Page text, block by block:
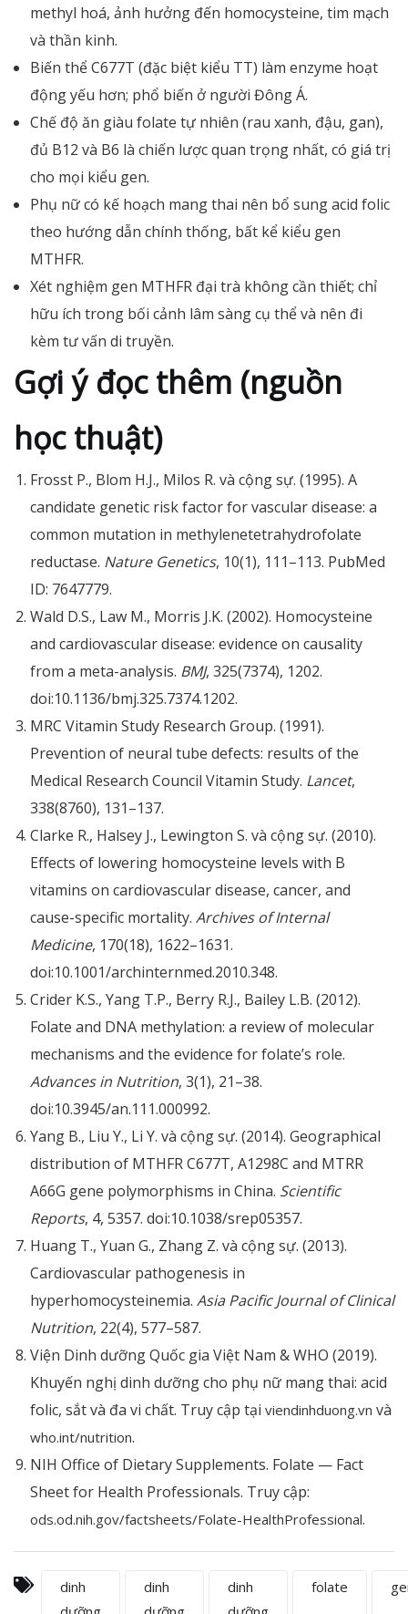
methyl hoá, ảnh hưởng đến homocysteine, tim mạch
và thần kinh.
Biến thể C677T (đặc biệt kiểu TT) làm enzyme hoạt
động yếu hơn; phổ biến ở người Đông Á.
Chế độ ăn giàu folate tự nhiên (rau xanh, đậu, gan),
đủ B12 và B6 là chiến lược quan trọng nhất, có giá trị
cho mọi kiểu gen.
Phụ nữ có kế hoạch mang thai nên bổ sung acid folic
theo hướng dẫn chính thống, bất kể kiểu gen
MTHFR.
Xét nghiệm gen MTHFR đại trà không cần thiết; chỉ
hữu ích trong bối cảnh lâm sàng cụ thể và nên đi
kèm tư vấn di truyền.
Gợi ý đọc thêm (nguồn
học thuật)
Frosst P., Blom H.J., Milos R. và cộng sự. (1995). A
candidate genetic risk factor for vascular disease: a
common mutation in methylenetetrahydrofolate
reductase. Nature Genetics, 10(1), 111–113. PubMed
ID: 7647779.
Wald D.S., Law M., Morris J.K. (2002). Homocysteine
and cardiovascular disease: evidence on causality
from a meta-analysis. BMJ, 325(7374), 1202.
doi:10.1136/bmj.325.7374.1202.
MRC Vitamin Study Research Group. (1991).
Prevention of neural tube defects: results of the
Medical Research Council Vitamin Study. Lancet,
338(8760), 131–137.
Clarke R., Halsey J., Lewington S. và cộng sự. (2010).
Effects of lowering homocysteine levels with B
vitamins on cardiovascular disease, cancer, and
cause-specific mortality. Archives of Internal
Medicine, 170(18), 1622–1631.
doi:10.1001/archinternmed.2010.348.
Crider K.S., Yang T.P., Berry R.J., Bailey L.B. (2012).
Folate and DNA methylation: a review of molecular
mechanisms and the evidence for folate’s role.
Advances in Nutrition, 3(1), 21–38.
doi:10.3945/an.111.000992.
Yang B., Liu Y., Li Y. và cộng sự. (2014). Geographical
distribution of MTHFR C677T, A1298C and MTRR
A66G gene polymorphisms in China. Scientific
Reports, 4, 5357. doi:10.1038/srep05357.
Huang T., Yuan G., Zhang Z. và cộng sự. (2013).
Cardiovascular pathogenesis in
hyperhomocysteinemia. Asia Pacific Journal of Clinical
Nutrition, 22(4), 577–587.
Viện Dinh dưỡng Quốc gia Việt Nam & WHO (2019).
Khuyến nghị dinh dưỡng cho phụ nữ mang thai: acid
folic, sắt và đa vi chất. Truy cập tại viendinhduong.vn và
who.int/nutrition.
NIH Office of Dietary Supplements. Folate — Fact
Sheet for Health Professionals. Truy cập:
ods.od.nih.gov/factsheets/Folate-HealthProfessional.
dinh
dinh
dinh
folate